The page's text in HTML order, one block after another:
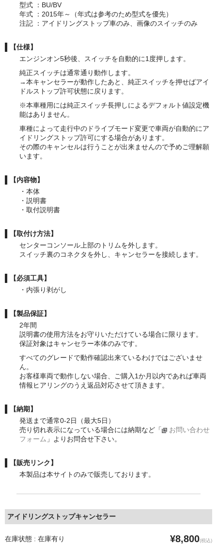
型式 ：BU/BV
年式 ：2015年～（年式は参考のため型式を優先）
注記 ：アイドリングストップ車のみ、画像のスイッチのみ
【仕様】
エンジンオン5秒後、スイッチを自動的に1度押します。
純正スイッチは通常通り動作します。
→本キャンセラーが動作したあと、純正スイッチを押せばアイ
ドルストップ許可状態に戻ります。
※本車種用には純正スイッチ長押しによるデフォルト値設定機
能はありません。
車種によって走行中のドライブモード変更で車両が自動的にア
イドリングストップ許可にする場合があります。
その際のキャンセルは行うことが出来ませんので予めご理解願
います。
【内容物】
・本体
・説明書
・取付説明書
【取付け方法】
センターコンソール上部のトリムを外します。
スイッチ裏のコネクタを外し、キャンセラーを接続します。
【必須工具】
・内張り剥がし
【製品保証】
2年間
説明書の使用方法をお守りいただけている場合に限ります。
保証対象はキャンセラー本体のみです。
すべてのグレードで動作確認出来ているわけではございませ
ん。
お客様車両で動作しない場合、ご購入1か月以内であれば車両
情報ヒアリングのうえ返品対応させて頂きます。
【納期】
発送まで通常0-2日（最大5日）
売り切れ表示になっている場合には納期など「
お問い合わせ
フォーム 」よりお問合せ下さい。
【販売リンク】
本製品は本サイトのみで販売しております。
アイドリングストップキャンセラー
在庫状態 : 在庫有り ¥8,800(税込)